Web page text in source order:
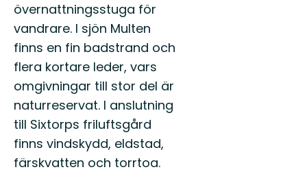
övernattningsstuga för
vandrare. I sjön Multen
finns en fin badstrand och
flera kortare leder, vars
omgivningar till stor del är
naturreservat. I anslutning
till Sixtorps friluftsgård
finns vindskydd, eldstad,
färskvatten och torrtoa.